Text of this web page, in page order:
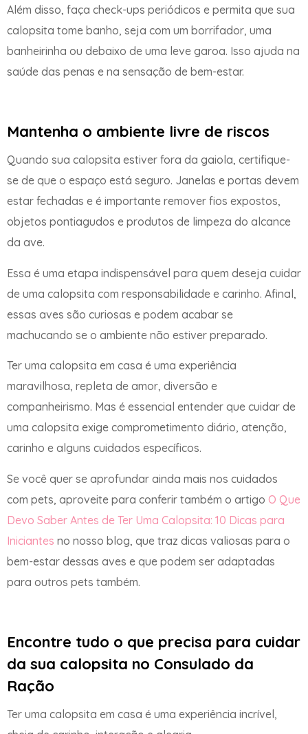
Além disso, faça check-ups periódicos e permita que sua
calopsita tome banho, seja com um borrifador, uma
banheirinha ou debaixo de uma leve garoa. Isso ajuda na
saúde das penas e na sensação de bem-estar.
Mantenha o ambiente livre de riscos
Quando sua calopsita estiver fora da gaiola, certifique-
se de que o espaço está seguro. Janelas e portas devem
estar fechadas e é importante remover fios expostos,
objetos pontiagudos e produtos de limpeza do alcance
da ave.
Essa é uma etapa indispensável para quem deseja cuidar
de uma calopsita com responsabilidade e carinho. Afinal,
essas aves são curiosas e podem acabar se
machucando se o ambiente não estiver preparado.
Ter uma calopsita em casa é uma experiência
maravilhosa, repleta de amor, diversão e
companheirismo. Mas é essencial entender que cuidar de
uma calopsita exige comprometimento diário, atenção,
carinho e alguns cuidados específicos.
Se você quer se aprofundar ainda mais nos cuidados
com pets, aproveite para conferir também o artigo O Que
Devo Saber Antes de Ter Uma Calopsita: 10 Dicas para
Iniciantes no nosso blog, que traz dicas valiosas para o
bem-estar dessas aves e que podem ser adaptadas
para outros pets também.
Encontre tudo o que precisa para cuidar
da sua calopsita no Consulado da
Ração
Ter uma calopsita em casa é uma experiência incrível,